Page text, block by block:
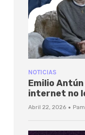
NOTICIAS
Emilio
internet no
Abril 22, 2026 ·